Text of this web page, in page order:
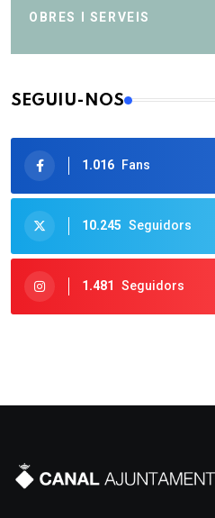
OBRES I SERVEIS
SEGUIU-NOS
1.016 Fans
10.245 Seguidors
1.481 Seguidors